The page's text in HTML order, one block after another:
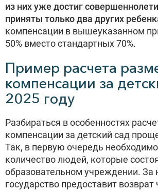
из них уже достиг
приняты только два других
компенсации в вышеуказанном
50% вместо стандартных 70%.
Пример расчета
компенсации за
2025 году
Разбираться в особенностях
компенсации за детский сад
Так, в первую очередь
количество людей, которые
образовательном учреждении. За
государство предоставит возврат